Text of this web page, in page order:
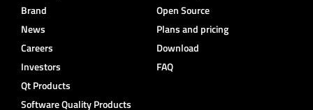
Brand
News
Careers
Investors
Qt Products
Software Quality Products
Open Source
Plans and pricing
Download
FAQ